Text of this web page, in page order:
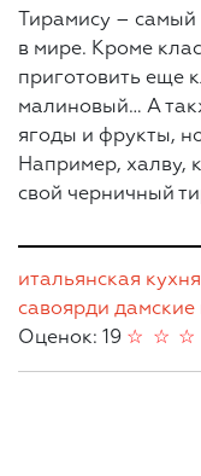
Тирамису –
в мире. Кроме
приготовить еще
малиновый… А
ягоды и фрукты,
Например, халву,
свой черничный
итальянская кухня
савоярди дамские
Оценок: 19
☆
☆
☆